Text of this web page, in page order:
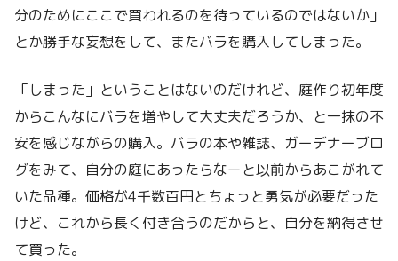
分のためにここで買われるのを待っているのではないか」
とか勝手な妄想をして、またバラを購入してしまった。
「しまった」ということはないのだけれど、庭作り初年度
からこんなにバラを増やして大丈夫だろうか、と一抹の不
安を感じながらの購入。バラの本や雑誌、ガーデナーブロ
グをみて、自分の庭にあったらなーと以前からあこがれて
いた品種。価格が4千数百円とちょっと勇気が必要だった
けど、これから長く付き合うのだからと、自分を納得させ
て買った。